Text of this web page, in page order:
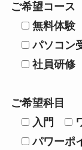
ご希望コース
無料体験
パソコン
社員研修
ご希望科目
入門
パワーポ